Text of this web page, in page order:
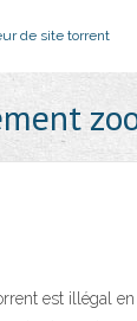
de site torrent
est illégal